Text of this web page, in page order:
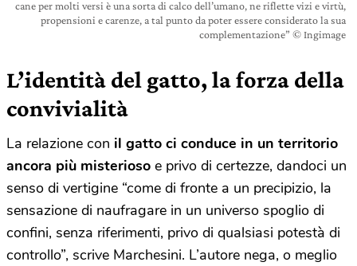
cane per molti versi è una sorta di calco dell’umano, ne riflette vizi e virtù,
propensioni e carenze, a tal punto da poter essere considerato la sua
complementazione” © Ingimage
L’identità del gatto, la forza della
convivialità
La relazione con il gatto ci conduce in un territorio
ancora più misterioso e privo di certezze, dandoci un
senso di vertigine “come di fronte a un precipizio, la
sensazione di naufragare in un universo spoglio di
confini, senza riferimenti, privo di qualsiasi potestà di
controllo”, scrive Marchesini. L’autore nega, o meglio